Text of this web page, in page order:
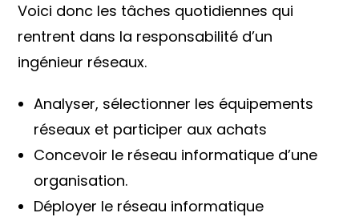
Voici donc les tâches quotidiennes qui
rentrent dans la responsabilité d’un
ingénieur réseaux.
Analyser, sélectionner les équipements
réseaux et participer aux achats
Concevoir le réseau informatique d’une
organisation.
Déployer le réseau informatique